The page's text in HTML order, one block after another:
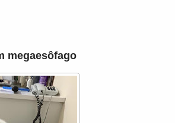
megaesôfago